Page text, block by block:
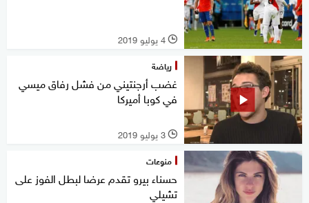
l 4 يوليو 2019
رياضة
غضب أرجنتيني من فشل رفاق ميسي
في كوبا أميركا
l 3 يوليو 2019
منوعات
حسناء بيرو تقدم عرضا لبطل الفوز على
تشيلي